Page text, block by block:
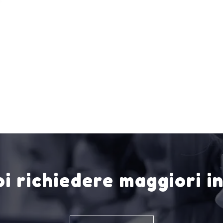
richiedere maggiori